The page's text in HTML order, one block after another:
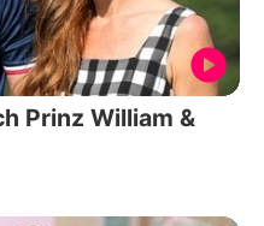
Prinz William &